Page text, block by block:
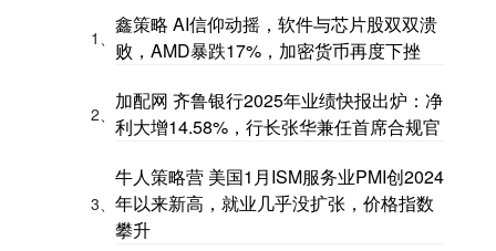
1、
鑫策略 AI信仰动摇，软件与芯片股双双溃
败，AMD暴跌17%，加密货币再度下挫
2、
加配网 齐鲁银行2025年业绩快报出炉：净
利大增14.58%，行长张华兼任首席合规官
3、
牛人策略营 美国1月ISM服务业PMI创2024
年以来新高，就业几乎没扩张，价格指数
攀升